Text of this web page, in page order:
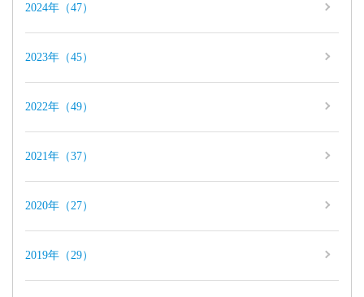
2024年（47）
2023年（45）
2022年（49）
2021年（37）
2020年（27）
2019年（29）